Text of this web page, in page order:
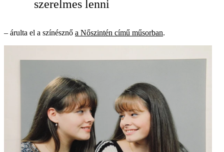
szerelmes lenni
– árulta el a színésznő a Nőszintén című műsorban.